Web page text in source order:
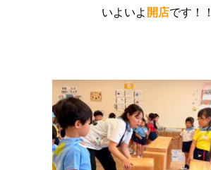
いよいよ 開店です！！